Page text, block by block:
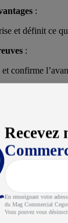
Recevez
En renseignant votre
du Mag Commercial
Vous pouvez vous
:
et définit ce
:
confirme
de